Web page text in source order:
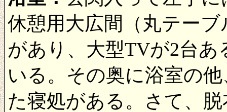
休憩用大広間（丸テー
があり、大型TVが2台
いる。その奥に浴室の
た寝処がある。さて、